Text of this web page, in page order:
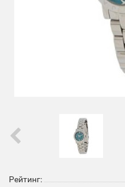
Рейтинг: